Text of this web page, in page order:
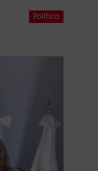
Política